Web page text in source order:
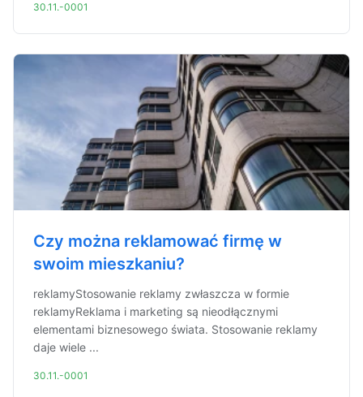
30.11.-0001
Czy można reklamować firmę w
swoim mieszkaniu?
reklamyStosowanie reklamy zwłaszcza w formie
reklamyReklama i marketing są nieodłącznymi
elementami biznesowego świata. Stosowanie reklamy
daje wiele ...
30.11.-0001